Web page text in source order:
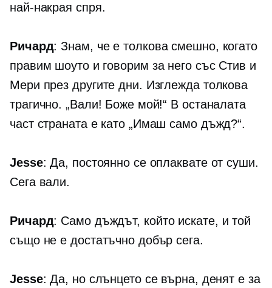
най-накрая спря.
Ричард: Знам, че е толкова смешно, когато
правим шоуто и говорим за него със Стив и
Мери през другите дни. Изглежда толкова
трагично. „Вали! Боже мой!“ В останалата
част страната е като „Имаш само дъжд?“.
Jesse: Да, постоянно се оплаквате от суши.
Сега вали.
Ричард: Само дъждът, който искате, и той
също не е достатъчно добър сега.
Jesse: Да, но слънцето се върна, денят е за